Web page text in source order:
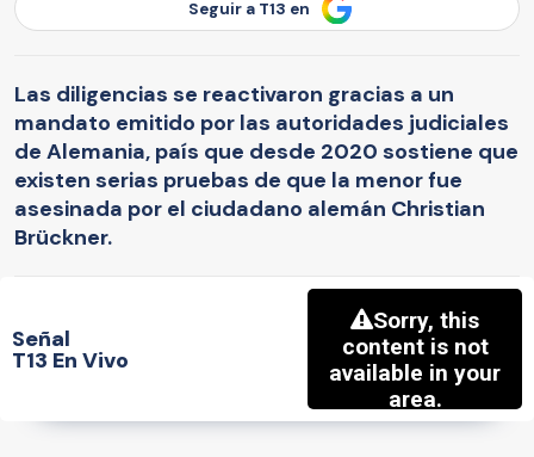
Seguir a T13 en
Las diligencias se reactivaron gracias a un
mandato emitido por las autoridades judiciales
de Alemania, país que desde 2020 sostiene que
existen serias pruebas de que la menor fue
asesinada por el ciudadano alemán Christian
Brückner.
Señal
T13 En Vivo